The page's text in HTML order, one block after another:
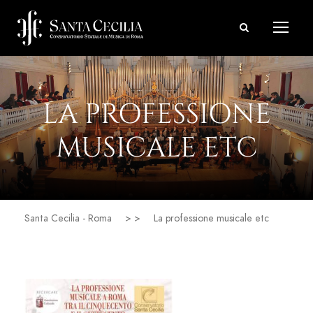
LA PROFESSIONE
MUSICALE ETC
Santa Cecilia - Roma > > La professione musicale etc